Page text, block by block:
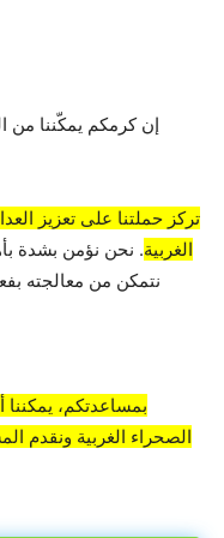
إن كرمكم يمكّننا من
تركز حملتنا على تعزيز
الغربية. نحن نؤمن بشدة
نتمكن من معالجته
بمساعدتكم،
الصحراء الغربية ونقدم